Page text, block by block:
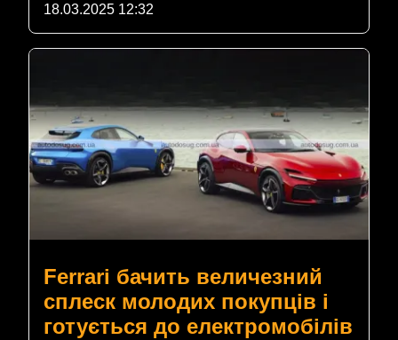
18.03.2025 12:32
Ferrari бачить величезний
сплеск молодих покупців і
готується до електромобілів